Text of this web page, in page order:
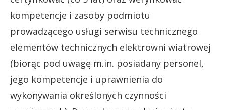
kompetencje i zasoby podmiotu
prowadzącego usługi serwisu technicznego
elementów technicznych elektrowni wiatrowej
(biorąc pod uwagę m.in. posiadany personel,
jego kompetencje i uprawnienia do
wykonywania określonych czynności